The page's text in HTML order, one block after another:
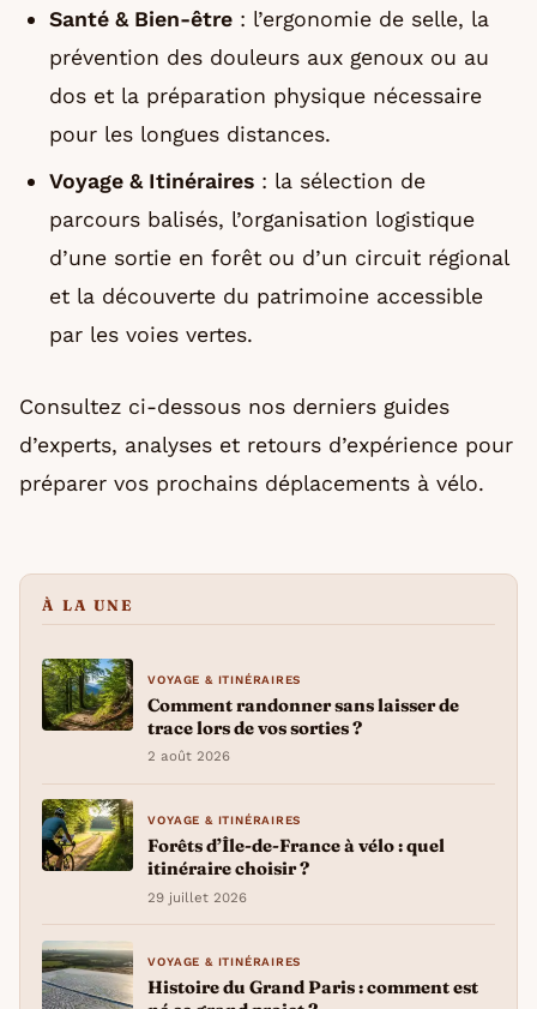
Santé & Bien-être: l’ergonomie de selle, la
prévention des douleurs aux genoux ou au
dos et la préparation physique nécessaire
pour les longues distances.
Voyage & Itinéraires: la sélection de
parcours balisés, l’organisation logistique
d’une sortie en forêt ou d’un circuit régional
et la découverte du patrimoine accessible
par les voies vertes.
Consultez ci-dessous nos derniers guides
d’experts, analyses et retours d’expérience pour
préparer vos prochains déplacements à vélo.
À LA UNE
VOYAGE & ITINÉRAIRES
Comment randonner sans laisser de
trace lors de vos sorties ?
2 août 2026
VOYAGE & ITINÉRAIRES
Forêts d’Île-de-France à vélo : quel
itinéraire choisir ?
29 juillet 2026
VOYAGE & ITINÉRAIRES
Histoire du Grand Paris : comment est